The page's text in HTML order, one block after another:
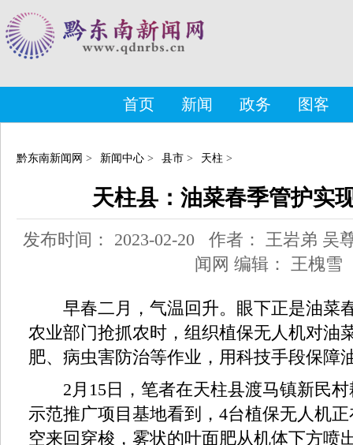
首页 新闻 政务 图客
黔东南新闻网 > 新闻中心 > 县市 > 天柱 >
天柱县：油菜春季管护实
发布时间： 2023-02-20 作者： 王岩弟 吴
闻网 编辑： 王槐雪
早春二月，气温回升。眼下正是油菜
农业部门抢抓农时，组织植保无人机对油
肥、病虫害防治等作业，用科技手段保障
2月15日，笔者在天柱县渡马镇新民村
示范推广项目基地看到，4台植保无人机
空来回穿梭，雾状的叶面肥从机体下方喷